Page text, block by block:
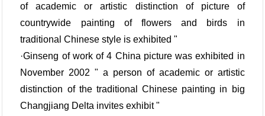
of academic or artistic distinction of picture of
countrywide painting of flowers and birds in
traditional Chinese style is exhibited "
·Ginseng of work of 4 China picture was exhibited in
November 2002 " a person of academic or artistic
distinction of the traditional Chinese painting in big
Changjiang Delta invites exhibit "